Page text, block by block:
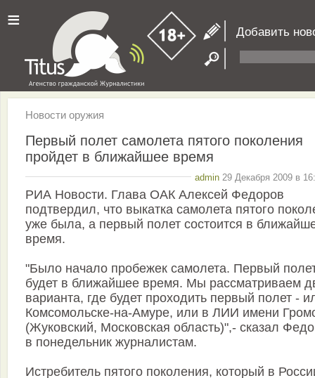
≡ Добавить
Новости оружия
Первый полет самолета пятого поколения
пройдет в ближайшее время
admin 29 Декабря 2009 в
РИА Новости. Глава ОАК Алексей Федоров
подтвердил, что выкатка самолета пятого
уже была, а первый полет состоится в
время.
"Было начало пробежек самолета. Первый
будет в ближайшее время. Мы рассматриваем
варианта, где будет проходить первый полет -
Комсомольске-на-Амуре, или в ЛИИ имени
(Жуковский, Московская область)",- сказал
в понедельник журналистам.
Истребитель пятого поколения, который в